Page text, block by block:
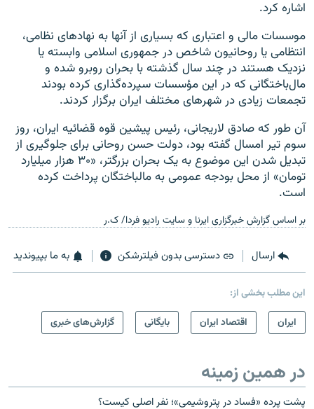
اشاره کرد.
موسسات مالی و اعتباری که بسیاری از آنها به نهادهای نظامی،
انتظامی یا روحانیون شاخص در جمهوری اسلامی وابسته یا
نزدیک هستند در چند سال گذشته با بحران روبرو شده و
مال‌باختگانی که در این مؤسسات سپرده‌گذاری کرده بودند
تجمعات زیادی در شهرهای مختلف ایران برگزار کردند.
آن طور که صادق لاریجانی، رئیس پیشین قوه قضائیه ایران، روز
سوم تیر امسال گفته بود، دولت حسن روحانی برای جلوگیری از
تبدیل شدن این موضوع به یک بحران بزرگتر، «۳۰ هزار میلیارد
تومان» از محل بودجه عمومی به مالباختگان پرداخت کرده
است.
بر اساس گزارش خبرگزاری ایرنا و سایت رادیو فردا/ ک.ر
ارسال دسترسی بدون فیلترشکن به ما بپیوندید
این مطلب بخشی از:
ايران
اقتصاد ایران بایگانی گزارش‌های خبری
در همین زمینه
پشت پرده «فساد در پتروشیمی»؛ نفر اصلی کیست؟